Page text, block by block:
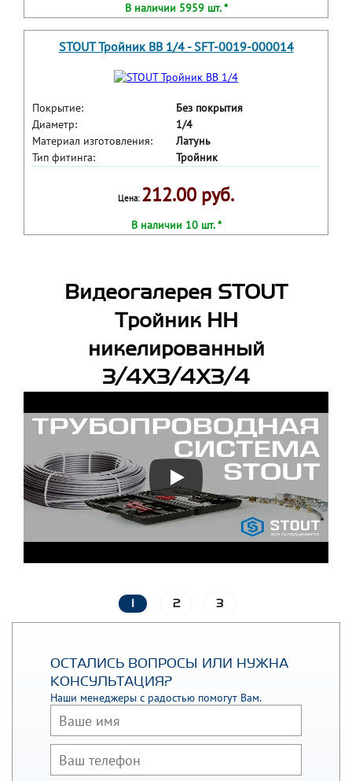
В наличии 5959 шт. *
STOUT Тройник ВВ 1/4 - SFT-0019-000014
Покрытие:
Без покрытия
Диаметр:
1/4
Материал изготовления:
Латунь
Тип фитинга:
Тройник
Цена: 212.00 руб.
В наличии 10 шт. *
Видеогалерея STOUT
Тройник НН
никелированный
3/4X3/4X3/4
2 3
ОСТАЛИСЬ ВОПРОСЫ ИЛИ НУЖНА
КОНСУЛЬТАЦИЯ?
Наши менеджеры с радостью помогут Вам.